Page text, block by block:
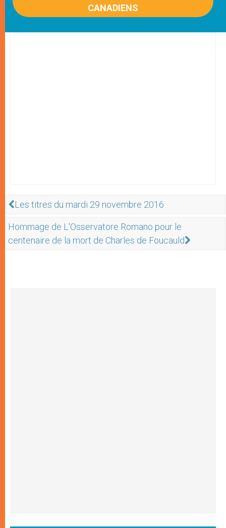
CANADIENS
Les titres du mardi 29 novembre 2016
Hommage de L'Osservatore Romano pour le
centenaire de la mort de Charles de Foucauld